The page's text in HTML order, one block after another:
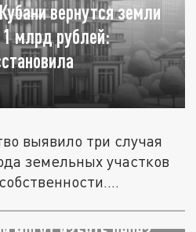
вернутся земли
млрд рублей:
выявило три случая
земельных участков
участки с